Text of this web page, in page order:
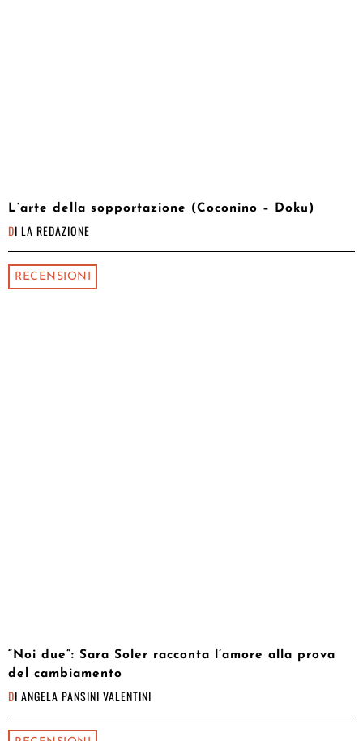
L’arte della sopportazione (Coconino – Doku)
DI LA REDAZIONE
RECENSIONI
“Noi due”: Sara Soler racconta l’amore alla prova
del cambiamento
DI ANGELA PANSINI VALENTINI